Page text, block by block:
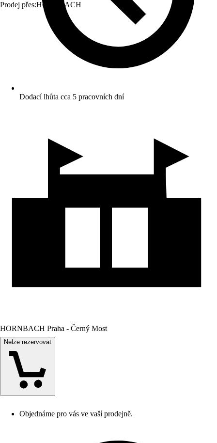
Prodej přes:HORNBACH
Dodací lhůta cca 5 pracovních dní
HORNBACH Praha - Černý Most
Nelze rezervovat
Objednáme pro vás ve vaší prodejně.